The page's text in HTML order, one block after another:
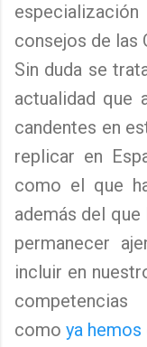
consejos de las
Sin duda se
actualidad que
candentes en
replicar en
como el que
además del
permanecer
incluir en
competencias
como ya